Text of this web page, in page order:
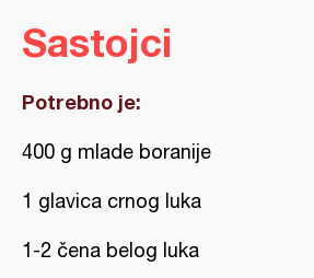
Sastojci
Potrebno je:
400 g mlade boranije
1 glavica crnog luka
1-2 čena belog luka